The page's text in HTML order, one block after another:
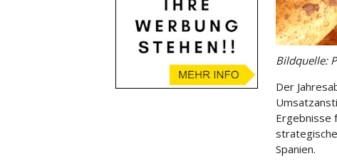
Bildquelle:
Der
Ergebnisse
Spanien.